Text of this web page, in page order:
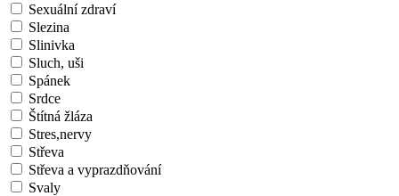
Sexuální zdraví
Slezina
Slinivka
Sluch, uši
Spánek
Srdce
Štítná žláza
Stres,nervy
Střeva
Střeva a vyprazdňování
Svaly